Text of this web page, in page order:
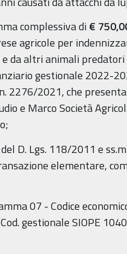
complessiva di€
agricole per
da altri animali predatori
gestionale 2022-
2276/2021, che
e Marco Società
D. Lgs. 118/2011 e
elementare,
07 - Codice
gestionale SIOPE